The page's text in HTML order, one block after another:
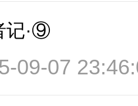
记·⑨
09-07